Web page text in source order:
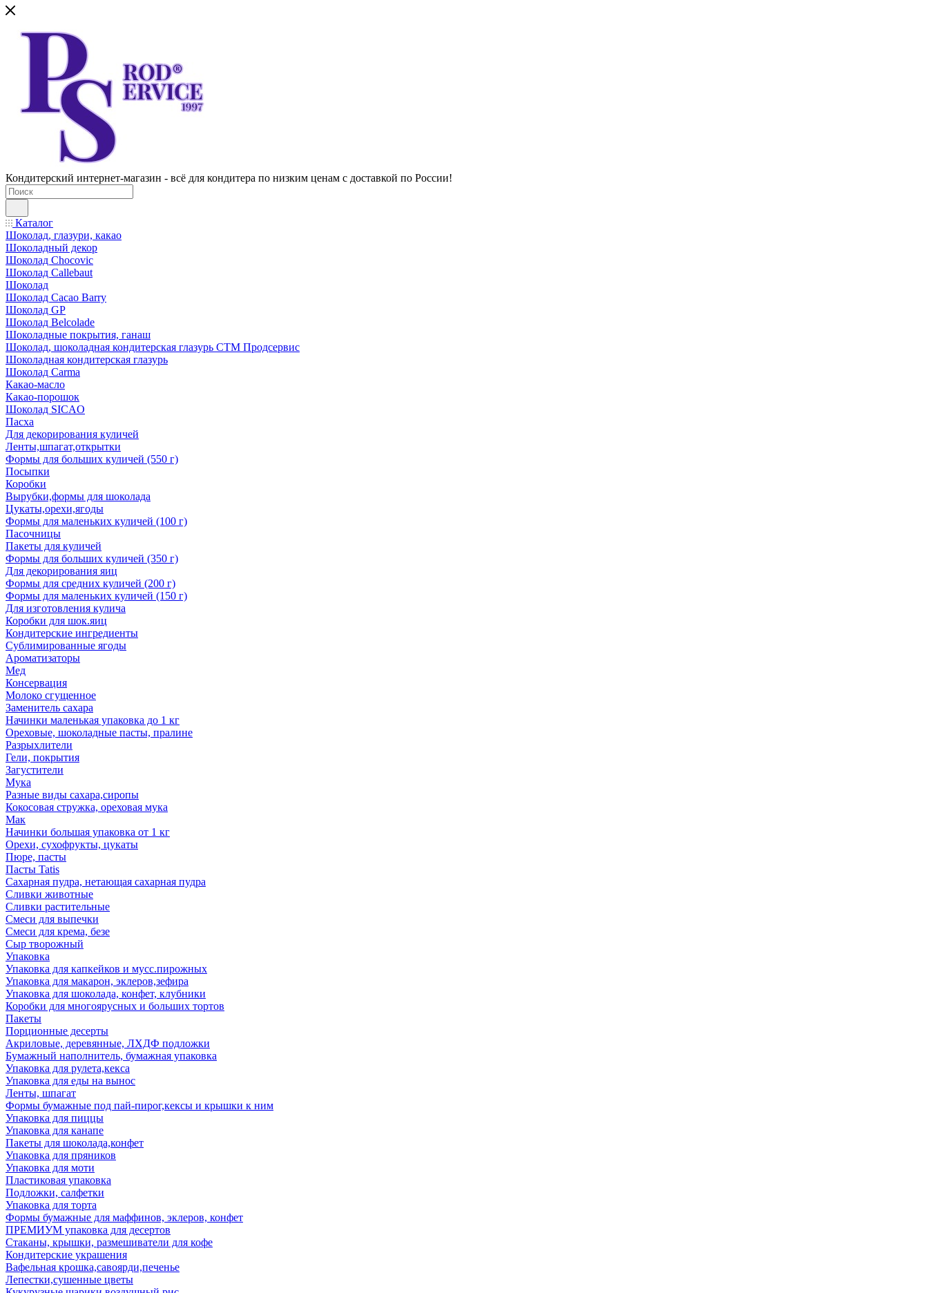
Кондитерский интернет-магазин - всё для кондитера по низким ценам с доставкой по России!
Каталог
Шоколад, глазури, какао
Шоколадный декор
Шоколад Chocovic
Шоколад Callebaut
Шоколад
Шоколад Cacao Barry
Шоколад GP
Шоколад Belcolade
Шоколадные покрытия, ганаш
Шоколад, шоколадная кондитерская глазурь СТМ Продсервис
Шоколадная кондитерская глазурь
Шоколад Carma
Какао-масло
Какао-порошок
Шоколад SICAO
Пасха
Для декорирования куличей
Ленты,шпагат,открытки
Формы для больших куличей (550 г)
Посыпки
Коробки
Вырубки,формы для шоколада
Цукаты,орехи,ягоды
Формы для маленьких куличей (100 г)
Пасочницы
Пакеты для куличей
Формы для больших куличей (350 г)
Для декорирования яиц
Формы для средних куличей (200 г)
Формы для маленьких куличей (150 г)
Для изготовления кулича
Коробки для шок.яиц
Кондитерские ингредиенты
Сублимированные ягоды
Ароматизаторы
Мед
Консервация
Молоко сгущенное
Заменитель сахара
Начинки маленькая упаковка до 1 кг
Ореховые, шоколадные пасты, пралине
Разрыхлители
Гели, покрытия
Загустители
Мука
Разные виды сахара,сиропы
Кокосовая стружка, ореховая мука
Мак
Начинки большая упаковка от 1 кг
Орехи, сухофрукты, цукаты
Пюре, пасты
Пасты Tatis
Сахарная пудра, нетающая сахарная пудра
Сливки животные
Сливки растительные
Смеси для выпечки
Смеси для крема, безе
Сыр творожный
Упаковка
Упаковка для капкейков и мусс.пирожных
Упаковка для макарон, эклеров,зефира
Упаковка для шоколада, конфет, клубники
Коробки для многоярусных и больших тортов
Пакеты
Порционные десерты
Акриловые, деревянные, ЛХДФ подложки
Бумажный наполнитель, бумажная упаковка
Упаковка для рулета,кекса
Упаковка для еды на вынос
Ленты, шпагат
Формы бумажные под пай-пирог,кексы и крышки к ним
Упаковка для пиццы
Упаковка для канапе
Пакеты для шоколада,конфет
Упаковка для пряников
Упаковка для моти
Пластиковая упаковка
Подложки, салфетки
Упаковка для торта
Формы бумажные для маффинов, эклеров, конфет
ПРЕМИУМ упаковка для десертов
Стаканы, крышки, размешиватели для кофе
Кондитерские украшения
Вафельная крошка,савоярди,печенье
Лепестки,сушенные цветы